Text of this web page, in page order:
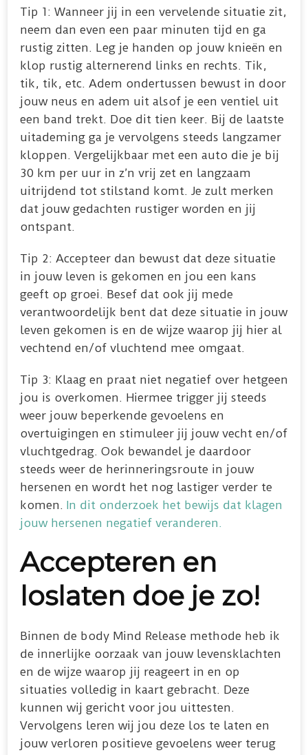
Tip 1: Wanneer jij in een vervelende situatie zit,
neem dan even een paar minuten tijd en ga
rustig zitten. Leg je handen op jouw knieën en
klop rustig alternerend links en rechts. Tik,
tik, tik, etc. Adem ondertussen bewust in door
jouw neus en adem uit alsof je een ventiel uit
een band trekt. Doe dit tien keer. Bij de laatste
uitademing ga je vervolgens steeds langzamer
kloppen. Vergelijkbaar met een auto die je bij
30 km per uur in z’n vrij zet en langzaam
uitrijdend tot stilstand komt. Je zult merken
dat jouw gedachten rustiger worden en jij
ontspant.
Tip 2: Accepteer dan bewust dat deze situatie
in jouw leven is gekomen en jou een kans
geeft op groei. Besef dat ook jij mede
verantwoordelijk bent dat deze situatie in jouw
leven gekomen is en de wijze waarop jij hier al
vechtend en/of vluchtend mee omgaat.
Tip 3: Klaag en praat niet negatief over hetgeen
jou is overkomen. Hiermee trigger jij steeds
weer jouw beperkende gevoelens en
overtuigingen en stimuleer jij jouw vecht en/of
vluchtgedrag. Ook bewandel je daardoor
steeds weer de herinneringsroute in jouw
hersenen en wordt het nog lastiger verder te
komen. In dit onderzoek het bewijs dat klagen
jouw hersenen negatief veranderen.
Accepteren en
loslaten doe je zo!
Binnen de body Mind Release methode heb ik
de innerlijke oorzaak van jouw levensklachten
en de wijze waarop jij reageert in en op
situaties volledig in kaart gebracht. Deze
kunnen wij gericht voor jou uittesten.
Vervolgens leren wij jou deze los te laten en
jouw verloren positieve gevoelens weer terug